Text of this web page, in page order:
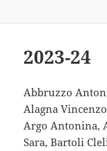
2023-24
Abbruzzo
Alagna
Argo Antonina,
Sara, Bartoli